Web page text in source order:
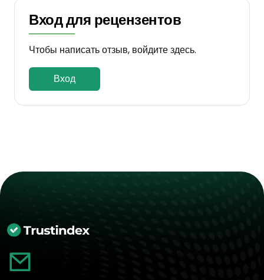
Вход для рецензентов
Чтобы написать отзыв, войдите здесь.
Вход